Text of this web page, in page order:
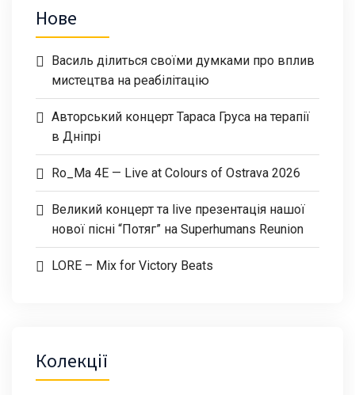
Нове
Василь ділиться своїми думками про вплив
мистецтва на реабілітацію
Авторський концерт Тараса Груса на терапії
в Дніпрі
Ro_Ma 4E — Live at Colours of Ostrava 2026
Великий концерт та live презентація нашої
нової пісні “Потяг” на Superhumans Reunion
LORE – Mix for Victory Beats
Колекції